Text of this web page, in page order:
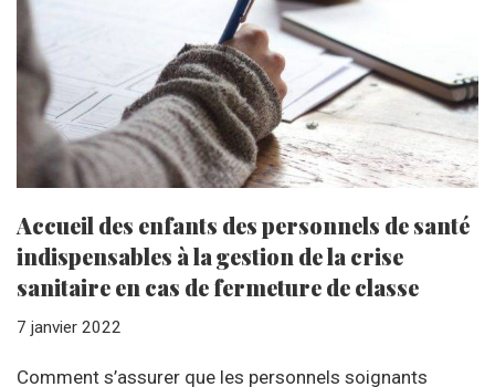
Accueil des enfants des personnels de santé
indispensables à la gestion de la crise
sanitaire en cas de fermeture de classe
7 janvier 2022
Comment s’assurer que les personnels soignants